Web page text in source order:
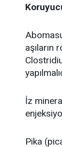
aşıların
İz
Pika